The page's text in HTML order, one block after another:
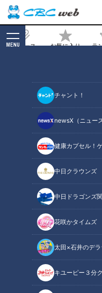
ニュース お気に入り ラ
MENU
チャント！
newsX（ニュー
健康カプセル！
中日クラウンズ
中日ドラゴンズ
花咲かタイムズ
太田×石井のデラ
キユーピー３分
ではの理由あり！
最近のイチゴは特に大きい？